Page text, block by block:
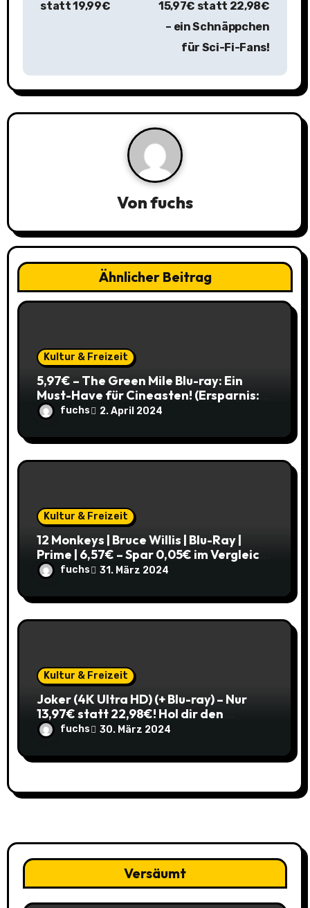
g
s
g
t
statt 19,99€
15,97€ statt 22,98€
– ein Schnäppchen
für Sci-Fi-Fans!
Vonfuchs
Ähnlicher Beitrag
Kultur & Freizeit
5,97€ – The Green Mile Blu-ray: Ein
Must-Have für Cineasten! (Ersparnis:
37%)fuchs 2. April 2024
Kultur & Freizeit
12 Monkeys | Bruce Willis | Blu-Ray |
Prime | 6,57€ – Spar 0,05€ im Vergleich
zum alten Preis!
fuchs 31. März 2024
Kultur & Freizeit
Joker (4K Ultra HD) (+ Blu-ray) – Nur
13,97€ statt 22,98€! Hol dir den
ikonischen Film zum
Schnäppchenpreis!
fuchs 30. März 2024
Versäumt